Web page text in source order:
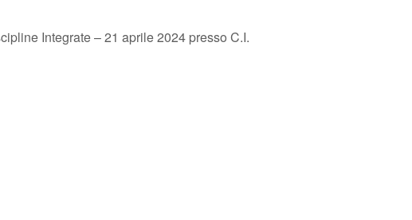
Integrate – 21 aprile 2024 presso C.I.